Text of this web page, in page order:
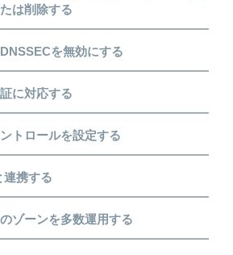
は削除する
を無効にする
に対応する
トロールを設定する
連携する
ゾーンを多数運用する